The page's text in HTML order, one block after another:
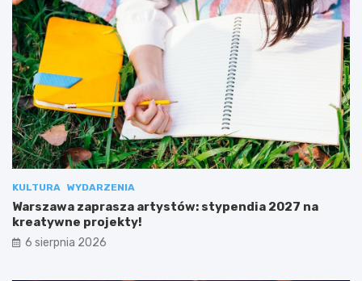
KULTURA WYDARZENIA
Warszawa zaprasza artystów: stypendia 2027 na
kreatywne projekty!
6 sierpnia 2026